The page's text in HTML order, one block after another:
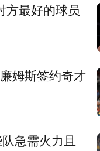
方最好的球员
姆斯签约奇才
急需火力且